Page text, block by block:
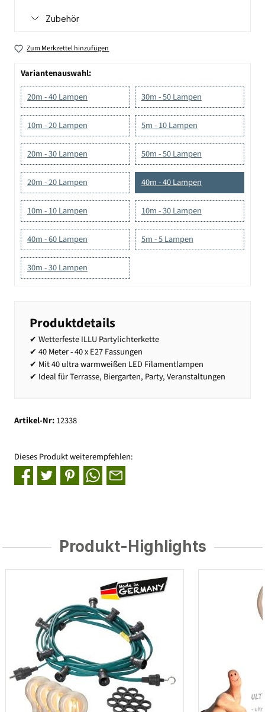
Zubehör
Zum Merkzettel hinzufügen
Variantenauswahl:
20m - 40 Lampen
30m - 50 Lampen
10m - 20 Lampen 5m - 10 Lampen
20m - 30 Lampen 50m - 50 Lampen
20m - 20 Lampen 40m - 40 Lampen
10m - 10 Lampen 10m - 30 Lampen
40m - 60 Lampen 5m - 5 Lampen
30m - 30 Lampen
Produktdetails
✔ Wetterfeste ILLU Partylichterkette
✔ 40 Meter - 40 x E27 Fassungen
✔ Mit 40 ultra warmweißen LED Filamentlampen
✔ Ideal für Terrasse, Biergarten, Party, Veranstaltungen
Artikel-Nr:12338
Dieses Produkt weiterempfehlen:
Produkt-Highlights